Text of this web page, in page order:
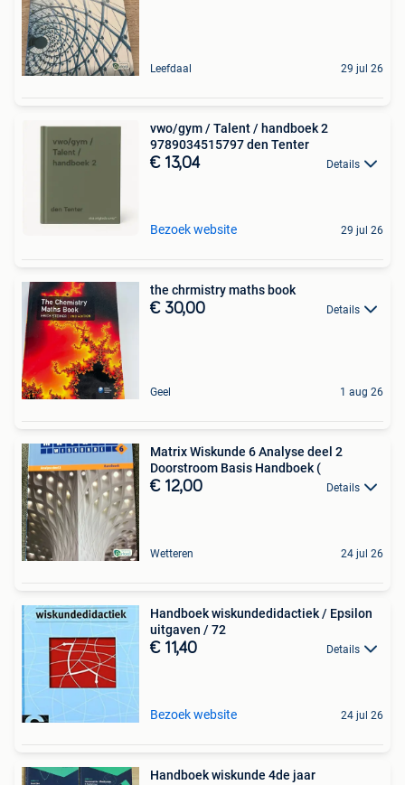
Leefdaal 29 jul 26
vwo/gym / Talent / handboek 2
9789034515797 den Tenter
€ 13,04 Details
Bezoek website 29 jul 26
the chrmistry maths book
€ 30,00 Details
Geel 1 aug 26
Matrix Wiskunde 6 Analyse deel 2
Doorstroom Basis Handboek (
€ 12,00 Details
Wetteren 24 jul 26
Handboek wiskundedidactiek / Epsilon
uitgaven / 72
€ 11,40 Details
Bezoek website 24 jul 26
Handboek wiskunde 4de jaar